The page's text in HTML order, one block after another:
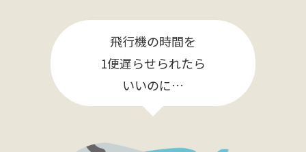
飛行機の時間を
1便遅らせられたら
いいのに…